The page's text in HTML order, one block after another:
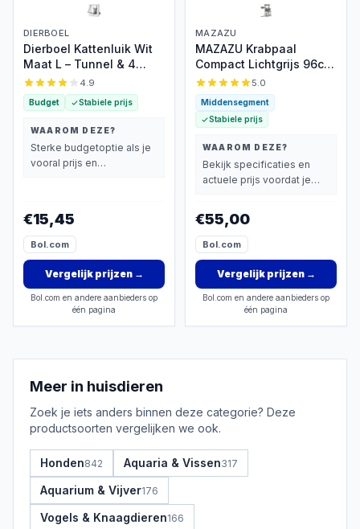
DIERBOEL
Dierboel Kattenluik Wit
Maat L – Tunnel & 4
Vergrendelingen
4.9
Budget Stabiele prijs
WAAROM DEZE?
Sterke budgetoptie als je
vooral prijs en
€15,45
Bol.com
Vergelijk prijzen→
Bol.com en andere aanbieders op
één pagina
MAZAZU
MAZAZU Krabpaal
Compact Lichtgrijs 96cm
met trap
5.0
Middensegment
Stabiele prijs
WAAROM DEZE?
Bekijk specificaties en
actuele prijs voordat je
€55,00
Bol.com
Vergelijk prijzen→
Bol.com en andere aanbieders op
één pagina
Meer in huisdieren
Zoek je iets anders binnen deze categorie? Deze
productsoorten vergelijken we ook.
Honden842 Aquaria & Vissen317
Aquarium & Vijver176
Vogels & Knaagdieren166